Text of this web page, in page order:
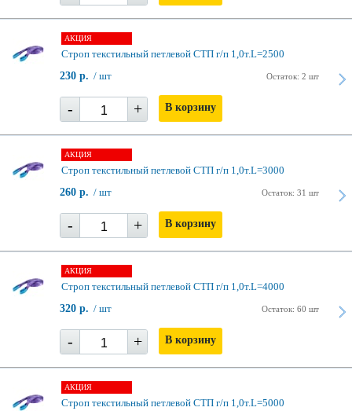
АКЦИЯ
Строп текстильный петлевой СТП г/п 1,0т.L=2500
Остаток: 2 шт
230 р. / шт
- + В корзину
АКЦИЯ
Строп текстильный петлевой СТП г/п 1,0т.L=3000
Остаток: 31 шт
260 р. / шт
- + В корзину
АКЦИЯ
Строп текстильный петлевой СТП г/п 1,0т.L=4000
Остаток: 60 шт
320 р. / шт
- + В корзину
АКЦИЯ
Строп текстильный петлевой СТП г/п 1,0т.L=5000